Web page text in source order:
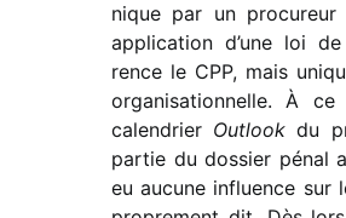
nique par un procu­reur
appli­ca­tion d’une loi
rence le CPP, mais
orga­ni­sa­tion­nelle. À
calen­drier Outlook du
partie du dossier pénal
eu aucune influence sur